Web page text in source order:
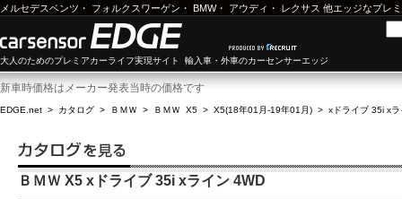
メルセデスベンツ ・ フォルクスワーゲン ・ BMW・ アウディ ・ レクサス 他エッジなプレ
大人のためのプレミアカーライフ実現サイト 輸入車・外車のカーセンサーエッジ
新車時価格はメーカー発表当時の価格です
EDGE.net > カタログ > ＢＭＷ > ＢＭＷ X5 > X5(18年01月-19年01月) > xドライブ 35i xラ
ＢＭＷ X5 xドライブ 35i xライン 4WD